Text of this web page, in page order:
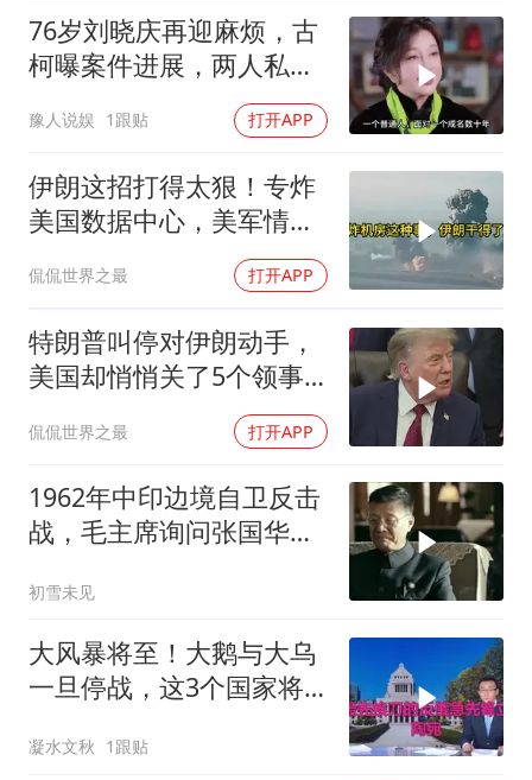
76岁刘晓庆再迎麻烦，古
柯曝案件进展，两人私密
豫人说娱 1跟贴 打开APP
伊朗这招打得太狠！专炸
美国数据中心，美军情报
系统直接瘫痪，比封海峡
还致命
侃侃世界之最 打开APP
特朗普叫停对伊朗动手，
美国却悄悄关了5个领事
侃侃世界之最 打开APP
1962年中印边境自卫反击
战，毛主席询问张国华能
初雪未见
大风暴将至！大鹅与大乌
一旦停战，这3个国家将
凝水文秋 1跟贴